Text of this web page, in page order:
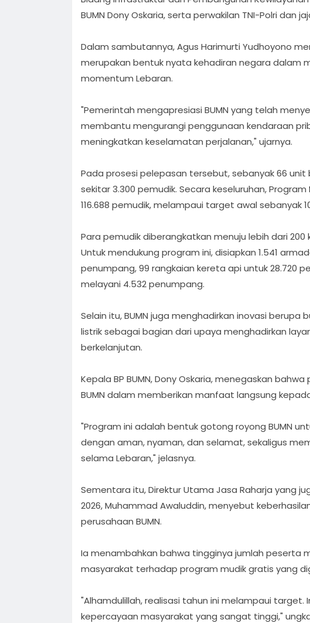
BUMN Dony Oskaria, serta perwakilan TNI-Polri dan
Dalam sambutannya, Agus Harimurti Yudhoyono
merupakan bentuk nyata kehadiran negara dalam
momentum Lebaran.
"Pemerintah mengapresiasi BUMN yang telah
membantu mengurangi penggunaan kendaraan
meningkatkan keselamatan perjalanan," ujarnya.
Pada prosesi pelepasan tersebut, sebanyak 66
sekitar 3.300 pemudik. Secara keseluruhan, Program
116.688 pemudik, melampaui target awal sebanyak
Para pemudik diberangkatkan menuju lebih dari
Untuk mendukung program ini, disiapkan 1.541
penumpang, 99 rangkaian kereta api untuk 28.720
melayani 4.532 penumpang.
Selain itu, BUMN juga menghadirkan inovasi
listrik sebagai bagian dari upaya menghadirkan
berkelanjutan.
Kepala BP BUMN, Dony Oskaria, menegaskan
BUMN dalam memberikan manfaat langsung
"Program ini adalah bentuk gotong royong BUMN
dengan aman, nyaman, dan selamat, sekaligus
selama Lebaran," jelasnya.
Sementara itu, Direktur Utama Jasa Raharja yang
2026, Muhammad Awaluddin, menyebut
perusahaan BUMN.
Ia menambahkan bahwa tingginya jumlah peserta
masyarakat terhadap program mudik gratis yang
"Alhamdulillah, realisasi tahun ini melampaui target.
kepercayaan masyarakat yang sangat tinggi,"